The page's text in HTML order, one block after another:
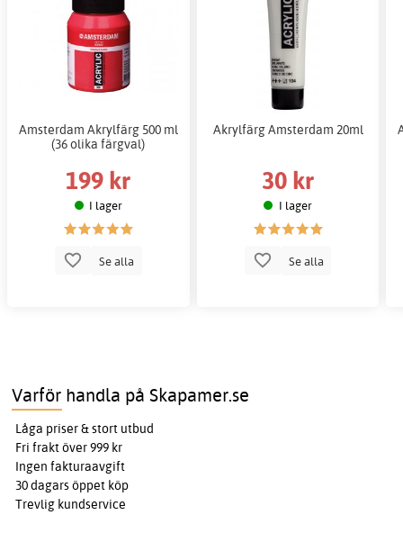
Amsterdam Akrylfärg 500 ml
(36 olika färgval)
199 kr
I lager
Se alla
Akrylfärg Amsterdam 20ml
30 kr
I lager
Se alla
Varför handla på Skapamer.se
Låga priser & stort utbud
Fri frakt över 999 kr
Ingen fakturaavgift
30 dagars öppet köp
Trevlig kundservice